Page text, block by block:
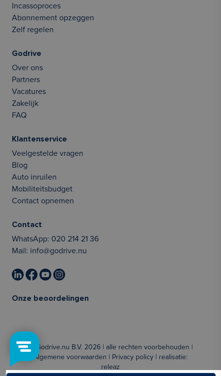
Incassoproces
Abonnement opzeggen
Zelf regelen
Godrive
Over ons
Partners
Vacatures
Zakelijk
FAQ
Klantenservice
Veelgestelde vragen
Blog
Auto inruilen
Mobiliteitsbudget
Contact opnemen
Contact
WhatsApp: 020 214 21 36
Mail: info@godrive.nu
Onze beoordelingen
© Godrive.nu B.V. 2026 | alle rechten voorbehouden |
Algemene voorwaarden
Privacy policy | realisatie:
releaz